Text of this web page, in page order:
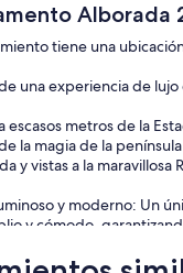
Alborada
tiene una
una experiencia de
escasos metros de la
la magia de la
y vistas a la maravillosa
y moderno: Un
y cómodo,
equipada: